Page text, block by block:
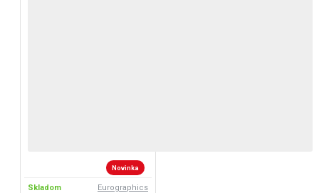
Novinka
Skladom Eurographics